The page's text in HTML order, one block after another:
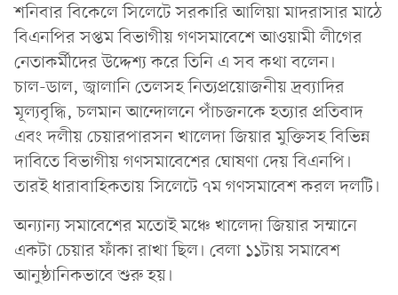
শনিবার বিকেলে সিলেটে সরকারি আলিয়া মাদরাসার মাঠে
বিএনপির সপ্তম বিভাগীয় গণসমাবেশে আওয়ামী লীগের
নেতাকর্মীদের উদ্দেশ্য করে তিনি এ সব কথা বলেন।
চাল-ডাল, জ্বালানি তেলসহ নিত্যপ্রয়োজনীয় দ্রব্যাদির
মূল্যবৃদ্ধি, চলমান আন্দোলনে পাঁচজনকে হত্যার প্রতিবাদ
এবং দলীয় চেয়ারপারসন খালেদা জিয়ার মুক্তিসহ বিভিন্ন
দাবিতে বিভাগীয় গণসমাবেশের ঘোষণা দেয় বিএনপি।
তারই ধারাবাহিকতায় সিলেটে ৭ম গণসমাবেশ করল দলটি।
অন্যান্য সমাবেশের মতোই মঞ্চে খালেদা জিয়ার সম্মানে
একটা চেয়ার ফাঁকা রাখা ছিল। বেলা ১১টায় সমাবেশ
আনুষ্ঠানিকভাবে শুরু হয়।